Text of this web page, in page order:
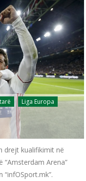
Liga Europa
drejt kualifikimit në
“Amsterdam Arena”